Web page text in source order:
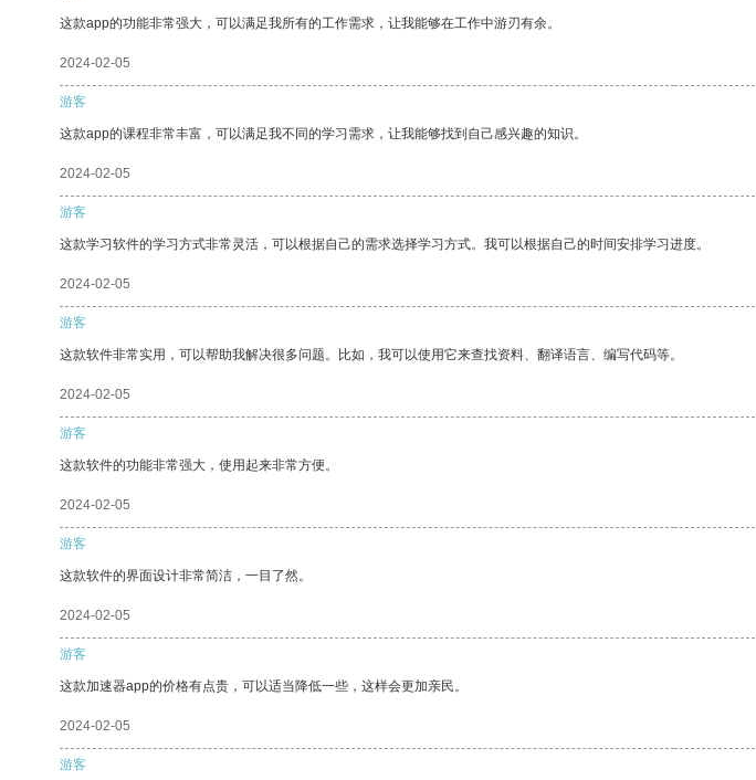
这款app的功能非常强大，可以满足我所有的工作需求，让我能够在工作中游刃有余。
2024-02-05
游客
这款app的课程非常丰富，可以满足我不同的学习需求，让我能够找到自己感兴趣的知识。
2024-02-05
游客
这款学习软件的学习方式非常灵活，可以根据自己的需求选择学习方式。我可以根据自己的时间安排学习进度。
2024-02-05
游客
这款软件非常实用，可以帮助我解决很多问题。比如，我可以使用它来查找资料、翻译语言、编写代码等。
2024-02-05
游客
这款软件的功能非常强大，使用起来非常方便。
2024-02-05
游客
这款软件的界面设计非常简洁，一目了然。
2024-02-05
游客
这款加速器app的价格有点贵，可以适当降低一些，这样会更加亲民。
2024-02-05
游客